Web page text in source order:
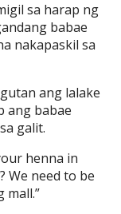
sa harap ng
babae
nakapaskil sa
ang lalake
ang babae
galit.
henna in
We need to be
mall.”